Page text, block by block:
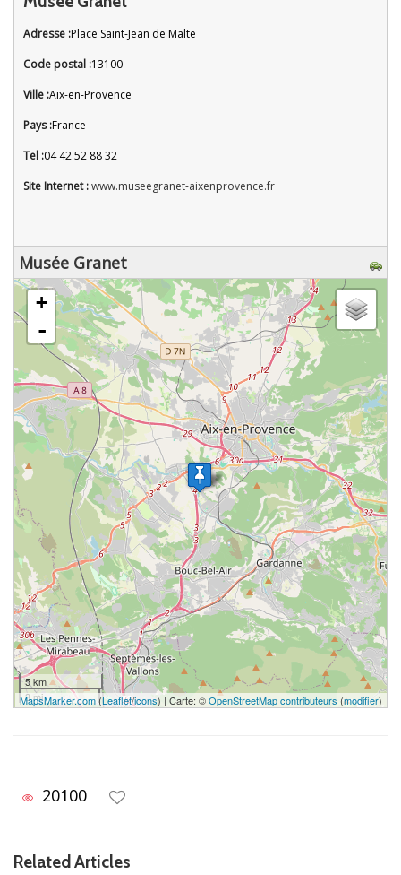
Adresse :Place Saint-Jean de Malte
Code postal :13100
Ville :Aix-en-Provence
Pays :France
Tel :04 42 52 88 32
Site Internet :www.museegranet-aixenprovence.fr
Musée Granet
chargement de la carte - veuillez patienter...
+
-
5 km
3 mi
MapsMarker.com(Leaflet/icons) | Carte: ©OpenStreetMap contributeurs (modifier)
20100
Related Articles